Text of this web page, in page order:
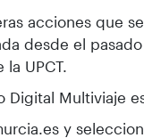
acciones que
desde el
UPCT.
Digital Multiviaje
y